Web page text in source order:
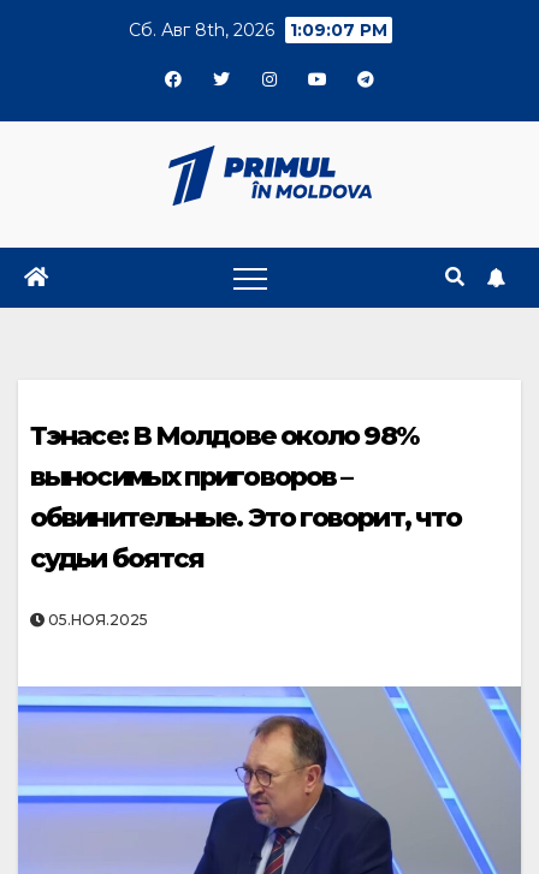
Сб. Авг 8th, 2026 1:09:08 PM
Тэнасе: В Молдове около 98%
выносимых приговоров –
обвинительные. Это говорит, что
судьи боятся
05.НОЯ.2025